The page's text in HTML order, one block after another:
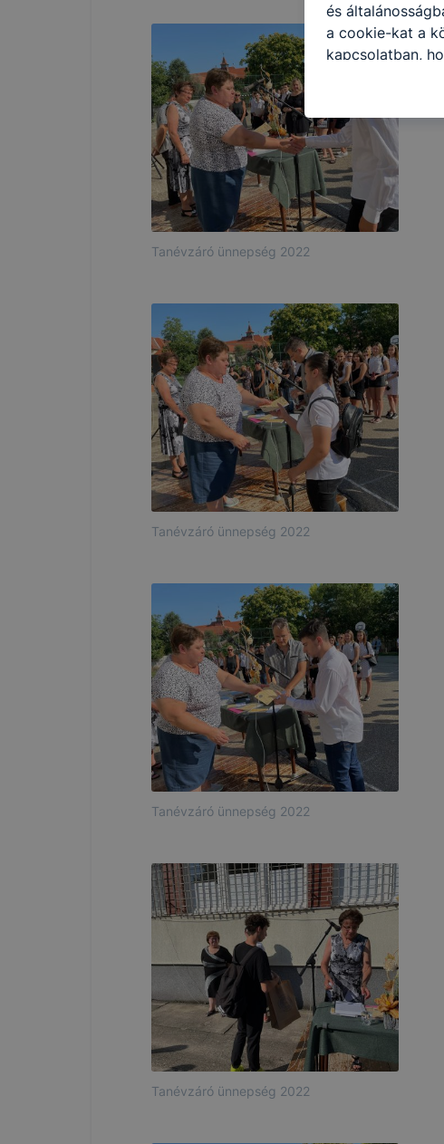
Tanévzáró ünnepség 2022
Tanévzáró ünnepség 2022
Tanévzáró ünnepség 2022
Tanévzáró ünnepség 2022
és
a cookie-kat a
kapcsolatban,
honlap melyik
hogyan
oldalunkat,
cookie-kat?
változtatását. A
a cookie-kat, de
mivel a cookie-k
megkönnyítése